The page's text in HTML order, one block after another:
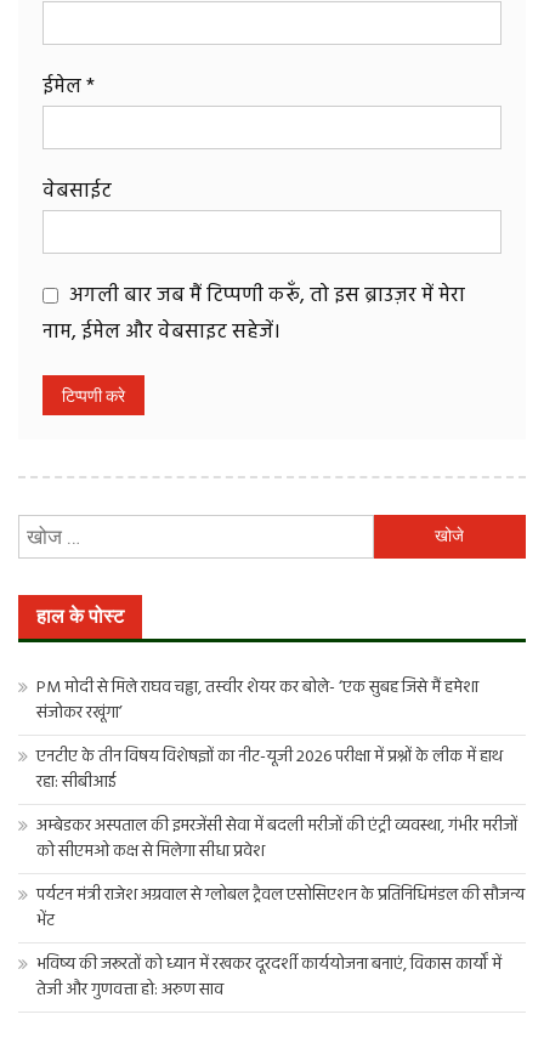
ईमेल*
वेबसाईट
अगली बार जब मैं टिप्पणी करूँ, तो इस ब्राउज़र में मेरा
नाम, ईमेल और वेबसाइट सहेजें।
को
हाल के पोस्ट
PM मोदी से मिले राघव चड्ढा, तस्वीर शेयर कर बोले- ‘एक सुबह जिसे मैं हमेशा
संजोकर रखूंगा’
एनटीए के तीन विषय विशेषज्ञों का नीट-यूजी 2026 परीक्षा में प्रश्नों के लीक में हाथ
रहा: सीबीआई
अम्बेडकर अस्पताल की इमरजेंसी सेवा में बदली मरीजों की एंट्री व्यवस्था, गंभीर मरीजों
को सीएमओ कक्ष से मिलेगा सीधा प्रवेश
पर्यटन मंत्री राजेश अग्रवाल से ग्लोबल ट्रैवल एसोसिएशन के प्रतिनिधिमंडल की सौजन्य
भेंट
भविष्य की जरूरतों को ध्यान में रखकर दूरदर्शी कार्ययोजना बनाएं, विकास कार्यों में
तेजी और गुणवत्ता हो: अरुण साव